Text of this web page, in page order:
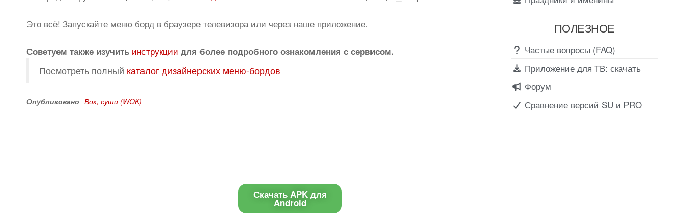
Это всё! Запускайте меню борд в браузере телевизора или через наше приложение.
Советуем также изучить инструкции для более подробного ознакомления с сервисом.
Посмотреть полный каталог дизайнерских меню-бордов
Опубликовано Вок, суши (WOK)
ПОЛЕЗНОЕ
Частые вопросы (FAQ)
Приложение для ТВ: скачать
Форум
Сравнение версий SU и PRO
Скачать APK для
Android